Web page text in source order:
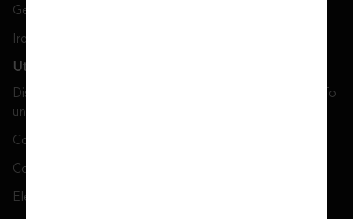
Gender Pay Gap Report
Ireland’s Women in Finance Charter
Utmost Luxembourg
Disclosure of Available Investment Strategies Referred To
under Art. 8 or 9 SFDR
Conflict of Interest Policy
Complaints Management Policy
Electronic Signature Notice